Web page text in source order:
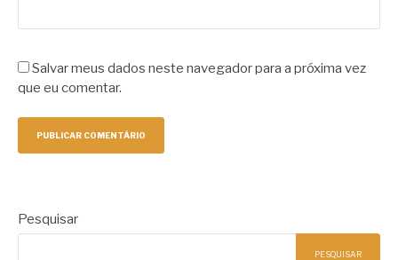
Salvar meus dados neste navegador para a próxima vez
que eu comentar.
Pesquisar
PESQUISAR